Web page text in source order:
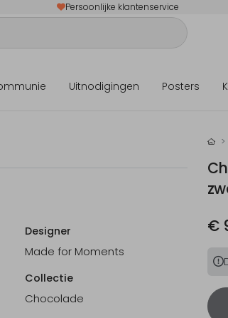
Persoonlijke klantenservice
Uitnodigingen Posters
Designer
Made for Moments
Collectie
Chocolade
€